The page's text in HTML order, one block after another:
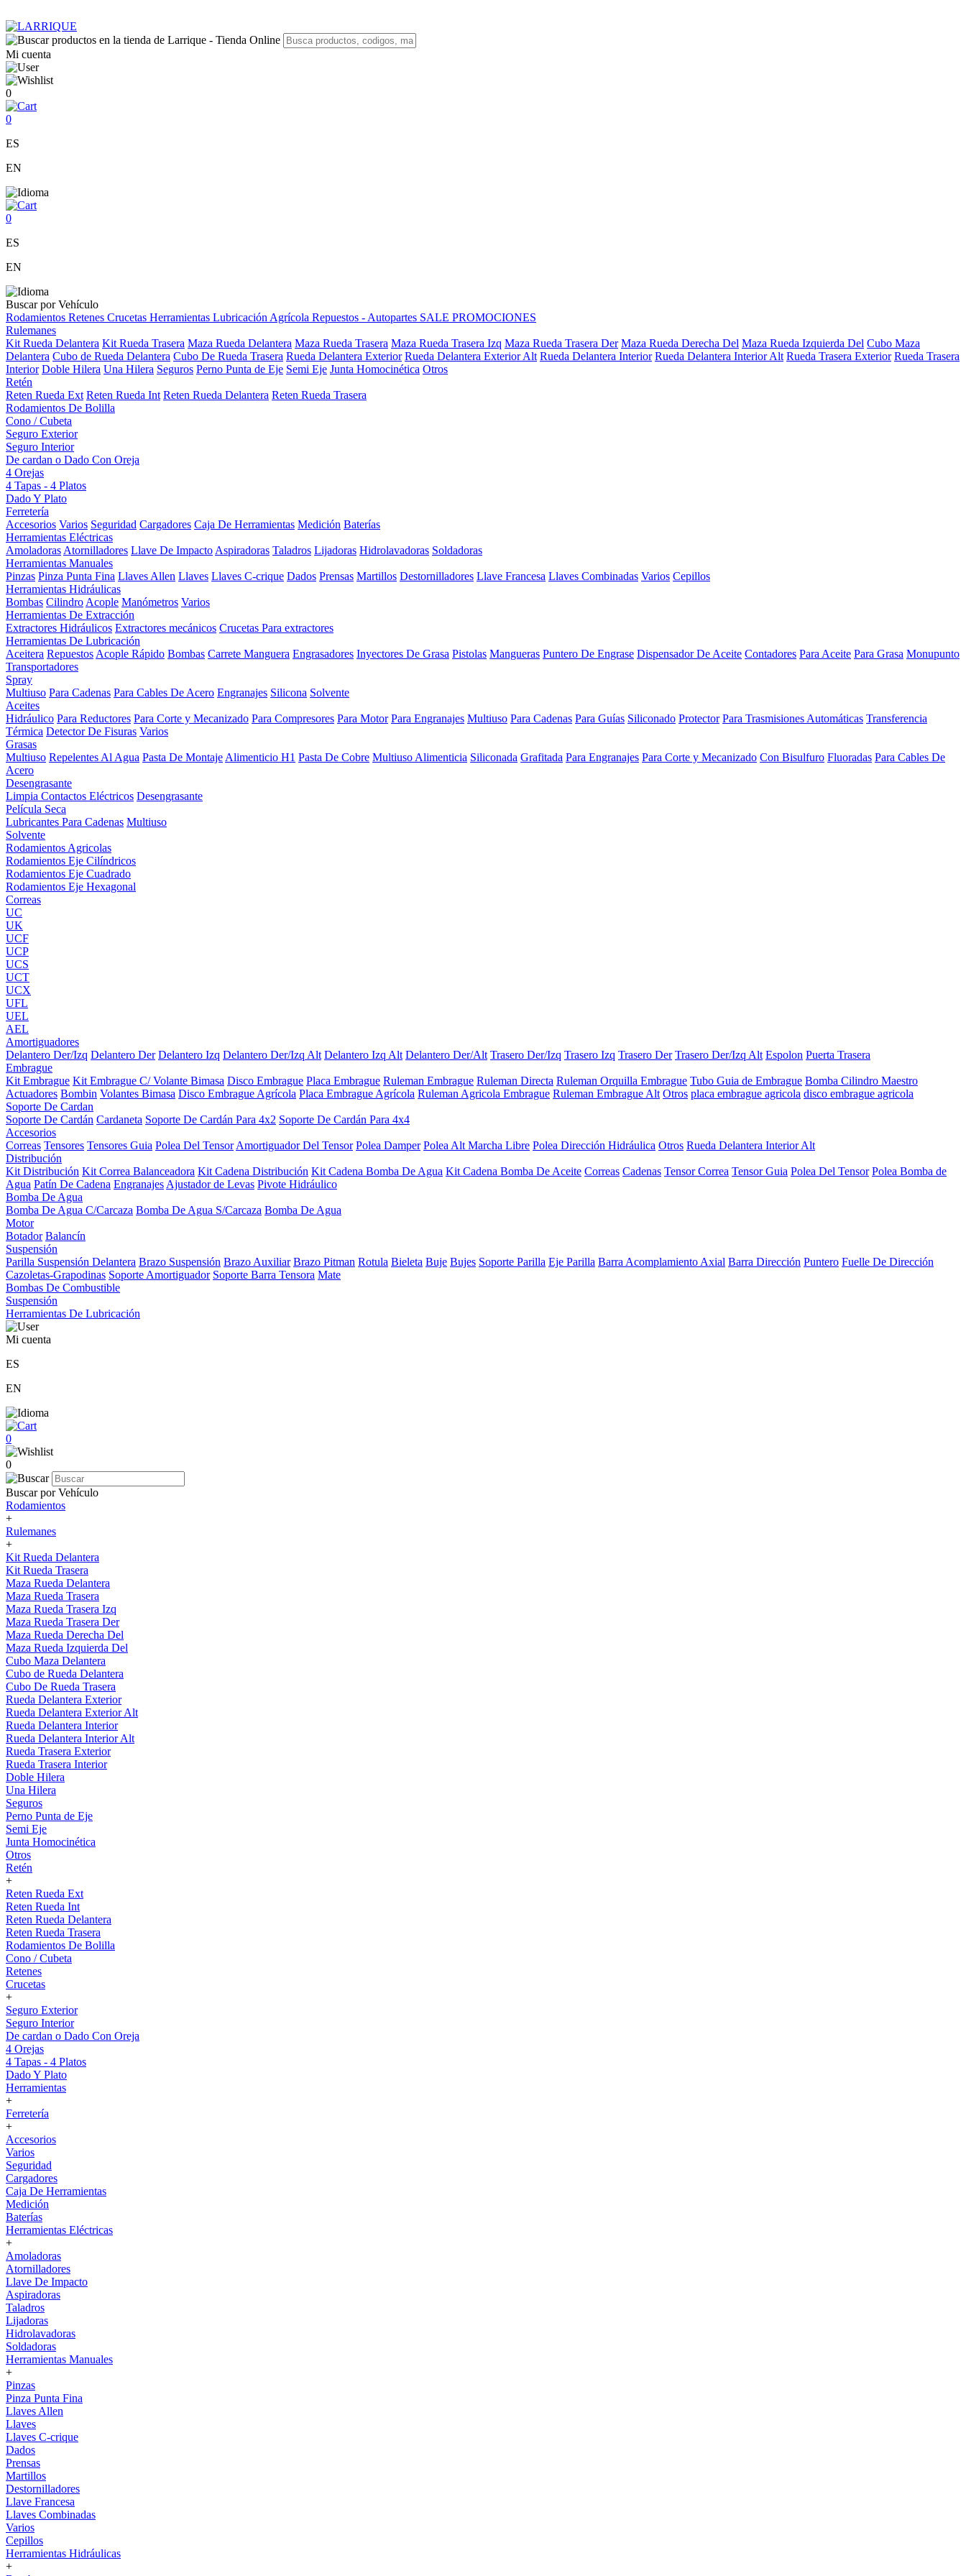
Mi cuenta
0
0
ES
EN
0
ES
EN
Buscar por Vehículo
Rodamientos Retenes Crucetas Herramientas Lubricación Agrícola Repuestos - Autopartes SALE PROMOCIONES
Rulemanes
Kit Rueda Delantera Kit Rueda Trasera Maza Rueda Delantera Maza Rueda Trasera Maza Rueda Trasera Izq Maza Rueda Trasera Der Maza Rueda Derecha Del Maza Rueda Izquierda Del Cubo Maza
Delantera Cubo de Rueda Delantera Cubo De Rueda Trasera Rueda Delantera Exterior Rueda Delantera Exterior Alt Rueda Delantera Interior Rueda Delantera Interior Alt Rueda Trasera Exterior Rueda Trasera
Interior Doble Hilera Una Hilera Seguros Perno Punta de Eje Semi Eje Junta Homocinética Otros
Retén
Reten Rueda Ext Reten Rueda Int Reten Rueda Delantera Reten Rueda Trasera
Rodamientos De Bolilla
Cono / Cubeta
Seguro Exterior
Seguro Interior
De cardan o Dado Con Oreja
4 Orejas
4 Tapas - 4 Platos
Dado Y Plato
Ferretería
Accesorios Varios Seguridad Cargadores Caja De Herramientas Medición Baterías
Herramientas Eléctricas
Amoladoras Atornilladores Llave De Impacto Aspiradoras Taladros Lijadoras Hidrolavadoras Soldadoras
Herramientas Manuales
Pinzas Pinza Punta Fina Llaves Allen Llaves Llaves C-crique Dados Prensas Martillos Destornilladores Llave Francesa Llaves Combinadas Varios Cepillos
Herramientas Hidráulicas
Bombas Cilindro Acople Manómetros Varios
Herramientas De Extracción
Extractores Hidráulicos Extractores mecánicos Crucetas Para extractores
Herramientas De Lubricación
Aceitera Repuestos Acople Rápido Bombas Carrete Manguera Engrasadores Inyectores De Grasa Pistolas Mangueras Puntero De Engrase Dispensador De Aceite Contadores Para Aceite Para Grasa Monupunto
Transportadores
Spray
Multiuso Para Cadenas Para Cables De Acero Engranajes Silicona Solvente
Aceites
Hidráulico Para Reductores Para Corte y Mecanizado Para Compresores Para Motor Para Engranajes Multiuso Para Cadenas Para Guías Siliconado Protector Para Trasmisiones Automáticas Transferencia
Térmica Detector De Fisuras Varios
Grasas
Multiuso Repelentes Al Agua Pasta De Montaje Alimenticio H1 Pasta De Cobre Multiuso Alimenticia Siliconada Grafitada Para Engranajes Para Corte y Mecanizado Con Bisulfuro Fluoradas Para Cables De
Acero
Desengrasante
Limpia Contactos Eléctricos Desengrasante
Película Seca
Lubricantes Para Cadenas Multiuso
Solvente
Rodamientos Agricolas
Rodamientos Eje Cilíndricos
Rodamientos Eje Cuadrado
Rodamientos Eje Hexagonal
Correas
UC
UK
UCF
UCP
UCS
UCT
UCX
UFL
UEL
AEL
Amortiguadores
Delantero Der/Izq Delantero Der Delantero Izq Delantero Der/Izq Alt Delantero Izq Alt Delantero Der/Alt Trasero Der/Izq Trasero Izq Trasero Der Trasero Der/Izq Alt Espolon Puerta Trasera
Embrague
Kit Embrague Kit Embrague C/ Volante Bimasa Disco Embrague Placa Embrague Ruleman Embrague Ruleman Directa Ruleman Orquilla Embrague Tubo Guia de Embrague Bomba Cilindro Maestro
Actuadores Bombin Volantes Bimasa Disco Embrague Agrícola Placa Embrague Agrícola Ruleman Agricola Embrague Ruleman Embrague Alt Otros placa embrague agricola disco embrague agricola
Soporte De Cardan
Soporte De Cardán Cardaneta Soporte De Cardán Para 4x2 Soporte De Cardán Para 4x4
Accesorios
Correas Tensores Tensores Guia Polea Del Tensor Amortiguador Del Tensor Polea Damper Polea Alt Marcha Libre Polea Dirección Hidráulica Otros Rueda Delantera Interior Alt
Distribución
Kit Distribución Kit Correa Balanceadora Kit Cadena Distribución Kit Cadena Bomba De Agua Kit Cadena Bomba De Aceite Correas Cadenas Tensor Correa Tensor Guia Polea Del Tensor Polea Bomba de
Agua Patín De Cadena Engranajes Ajustador de Levas Pivote Hidráulico
Bomba De Agua
Bomba De Agua C/Carcaza Bomba De Agua S/Carcaza Bomba De Agua
Motor
Botador Balancín
Suspensión
Parilla Suspensión Delantera Brazo Suspensión Brazo Auxiliar Brazo Pitman Rotula Bieleta Buje Bujes Soporte Parilla Eje Parilla Barra Acomplamiento Axial Barra Dirección Puntero Fuelle De Dirección
Cazoletas-Grapodinas Soporte Amortiguador Soporte Barra Tensora Mate
Bombas De Combustible
Suspensión
Herramientas De Lubricación
Mi cuenta
ES
EN
0
0
Buscar por Vehículo
Rodamientos
+
Rulemanes
+
Kit Rueda Delantera
Kit Rueda Trasera
Maza Rueda Delantera
Maza Rueda Trasera
Maza Rueda Trasera Izq
Maza Rueda Trasera Der
Maza Rueda Derecha Del
Maza Rueda Izquierda Del
Cubo Maza Delantera
Cubo de Rueda Delantera
Cubo De Rueda Trasera
Rueda Delantera Exterior
Rueda Delantera Exterior Alt
Rueda Delantera Interior
Rueda Delantera Interior Alt
Rueda Trasera Exterior
Rueda Trasera Interior
Doble Hilera
Una Hilera
Seguros
Perno Punta de Eje
Semi Eje
Junta Homocinética
Otros
Retén
+
Reten Rueda Ext
Reten Rueda Int
Reten Rueda Delantera
Reten Rueda Trasera
Rodamientos De Bolilla
Cono / Cubeta
Retenes
Crucetas
+
Seguro Exterior
Seguro Interior
De cardan o Dado Con Oreja
4 Orejas
4 Tapas - 4 Platos
Dado Y Plato
Herramientas
+
Ferretería
+
Accesorios
Varios
Seguridad
Cargadores
Caja De Herramientas
Medición
Baterías
Herramientas Eléctricas
+
Amoladoras
Atornilladores
Llave De Impacto
Aspiradoras
Taladros
Lijadoras
Hidrolavadoras
Soldadoras
Herramientas Manuales
+
Pinzas
Pinza Punta Fina
Llaves Allen
Llaves
Llaves C-crique
Dados
Prensas
Martillos
Destornilladores
Llave Francesa
Llaves Combinadas
Varios
Cepillos
Herramientas Hidráulicas
+